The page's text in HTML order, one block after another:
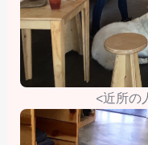
<近所の